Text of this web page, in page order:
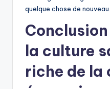
quelque chose de nouveau.
la culture
riche de la